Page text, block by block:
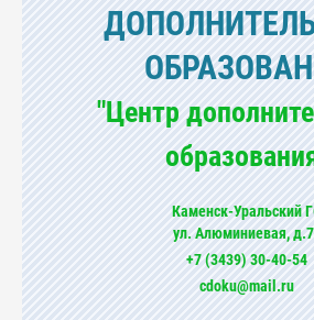
"Центр
Каменск-Уральский
ул. Алюминиевая,
+7 (3439) 30-40-54
cdoku@mail.ru